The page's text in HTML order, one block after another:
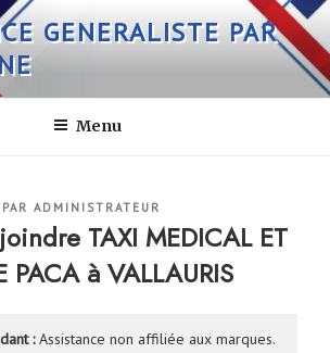
GENERALISTE PAR
Menu
PAR ADMINISTRATEUR
TAXI MEDICAL ET
PACA à VALLAURIS
:Assistance non affiliée aux marques.